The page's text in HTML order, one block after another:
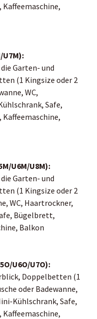
Kaffeemaschine,
U7M):
Garten- und
(1 Kingsize oder 2
WC,
Safe,
Kaffeemaschine,
U6M/U8M):
Garten- und
(1 Kingsize oder 2
WC, Haartrockner,
Bügelbrett,
Balkon
U6O/U7O):
Doppelbetten (1
oder Badewanne,
Kühlschrank, Safe,
Kaffeemaschine,